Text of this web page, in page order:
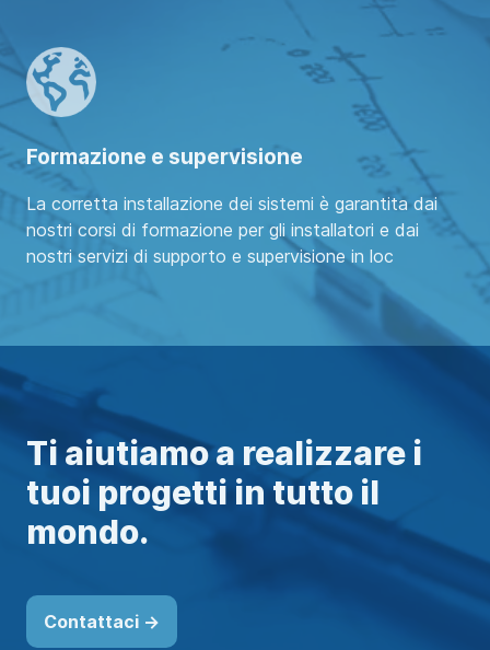
Formazione e supervisione
La corretta installazione dei sistemi è garantita dai
nostri corsi di formazione per gli installatori e dai
nostri servizi di supporto e supervisione in loc
Ti aiutiamo a realizzare i
tuoi progetti in tutto il
mondo.
Contattaci ->